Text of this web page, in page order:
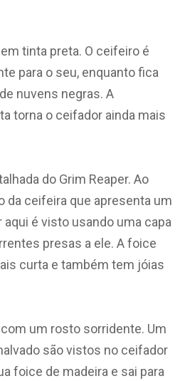
tinta preta. O ceifeiro é
para o seu, enquanto fica
nuvens negras. A
torna o ceifador ainda mais
do Grim Reaper. Ao
da ceifeira que apresenta um
é visto usando uma capa
presas a ele. A foice
curta e também tem jóias
um rosto sorridente. Um
são vistos no ceifador
foice de madeira e sai para